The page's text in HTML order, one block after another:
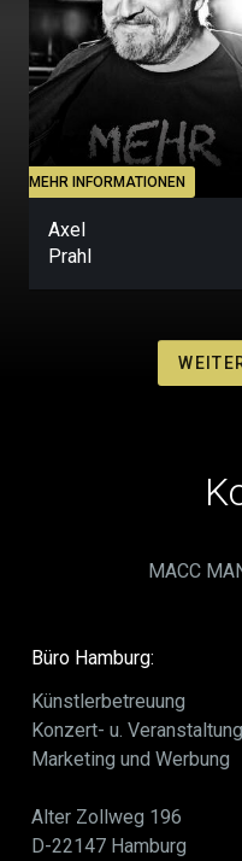
MEHR INFORMATIONEN
Axel
Prahl
MACC
Büro Hamburg:
Künstlerbetreuung
Konzert- u.
Marketing und Werbung
Alter Zollweg 196
D-22147 Hamburg